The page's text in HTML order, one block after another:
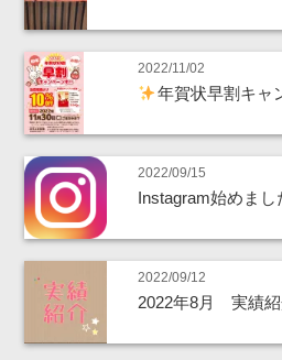
2022/11/02
年賀状早割キャ
2022/09/15
Instagram始めまし
2022/09/12
2022年8月 実績